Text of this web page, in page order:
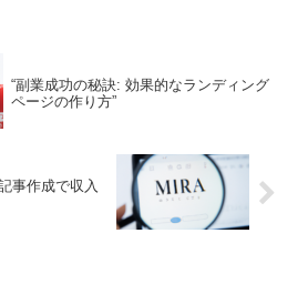
“副業成功の秘訣: 効果的なランディング
ページの作り方”
事作成で収入